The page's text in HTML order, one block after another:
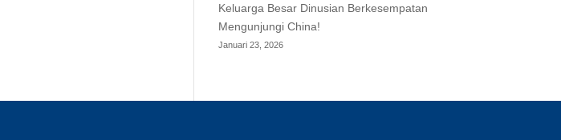
Keluarga Besar Dinusian Berkesempatan
Mengunjungi China!
Januari 23, 2026